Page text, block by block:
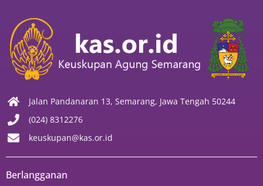
Jalan Pandanaran 13, Semarang, Jawa Tengah 50244
(024) 8312276
keuskupan@kas.or.id
Berlangganan